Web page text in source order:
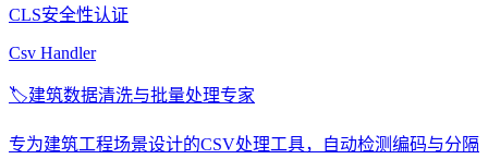
CLS安全性认证
Csv Handler
🏷️建筑数据清洗与批量处理专家
专为建筑工程场景设计的CSV处理工具，自动检测编码与分隔